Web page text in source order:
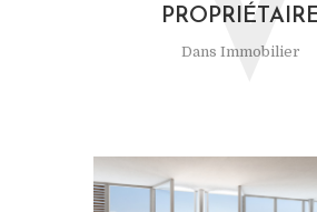
Dans Immobilier